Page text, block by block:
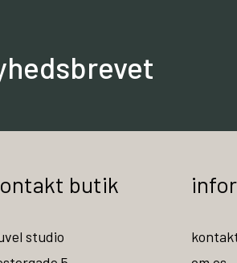
butik
studio